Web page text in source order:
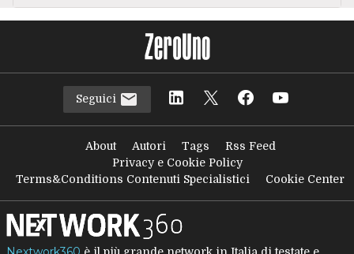
Seguici
About Autori Tags
Rss Feed
Privacy e Cookie Policy
Terms&Conditions Contenuti Specialistici
Cookie Center